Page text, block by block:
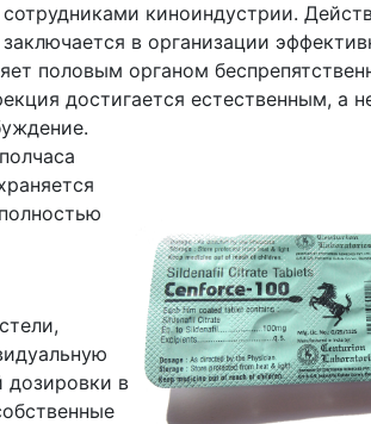
сотрудниками киноиндустрии.
заключается в организации
половым органом
достигается естественным, а
дозировки в